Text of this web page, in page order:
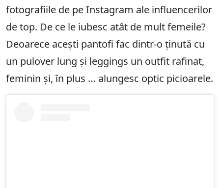
fotografiile de pe Instagram ale influencerilor
de top. De ce le iubesc atât de mult femeile?
Deoarece acești pantofi fac dintr-o ținută cu
un pulover lung și leggings un outfit rafinat,
feminin și, în plus … alungesc optic picioarele.